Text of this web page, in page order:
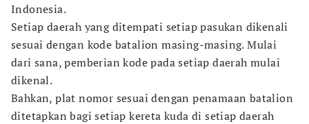
Indonesia.
Setiap daerah yang ditempati setiap pasukan dikenali
sesuai dengan kode batalion masing-masing. Mulai
dari sana, pemberian kode pada setiap daerah mulai
dikenal.
Bahkan, plat nomor sesuai dengan penamaan batalion
ditetapkan bagi setiap kereta kuda di setiap daerah